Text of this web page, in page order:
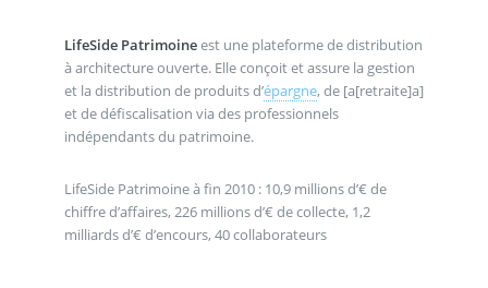
LifeSide Patrimoineest une plateforme de distribution
à architecture ouverte. Elle conçoit et assure la gestion
et la distribution de produits d’épargne, de [a[retraite]a]
et de défiscalisation via des professionnels
indépendants du patrimoine.
LifeSide Patrimoine à fin 2010 : 10,9 millions d’€ de
chiffre d’affaires, 226 millions d’€ de collecte, 1,2
milliards d’€ d’encours, 40 collaborateurs